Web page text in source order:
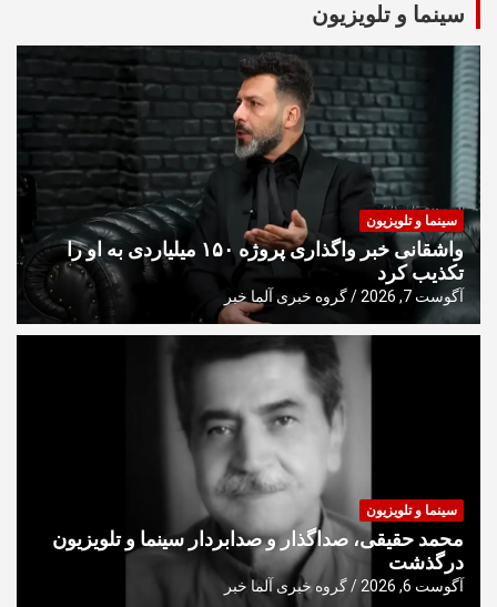
سینما و تلویزیون
سینما و تلویزیون
واشقانی خبر واگذاری پروژه ۱۵۰ میلیاردی به او را
تکذیب کرد
آگوست 7, 2026 گروه خبری آلما خبر
سینما و تلویزیون
محمد حقیقی، صداگذار و صدابردار سینما و تلویزیون
درگذشت
آگوست 6, 2026 گروه خبری آلما خبر